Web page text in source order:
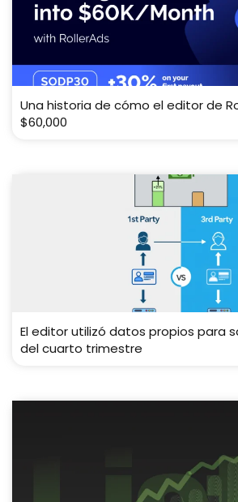
Una historia de cómo el editor de
$60,000
El editor utilizó datos propios para
del cuarto trimestre